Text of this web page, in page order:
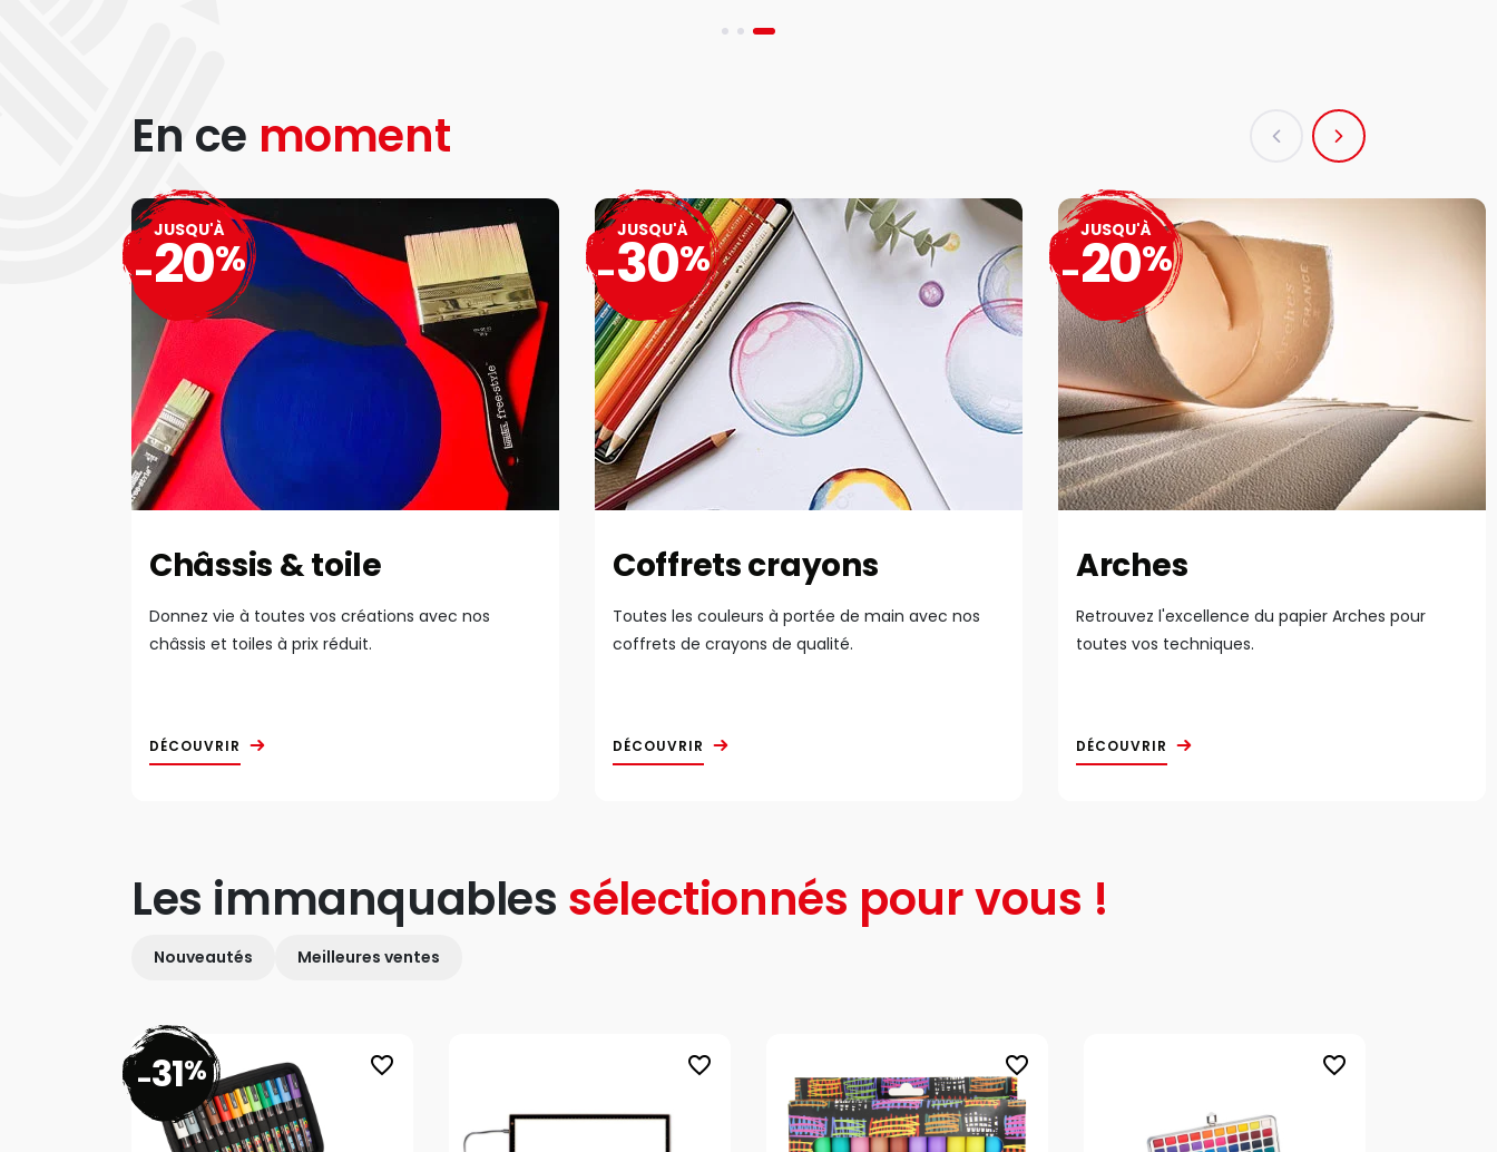
En ce moment
Châssis & toile
Donnez vie à toutes vos créations avec nos
châssis et toiles à prix réduit.
DÉCOUVRIR
JUSQU'À
-20%
Coffrets crayons
Toutes les couleurs à portée de main avec nos
coffrets de crayons de qualité.
DÉCOUVRIR
JUSQU'À
-30%
Arches
Retrouvez l'excellence du papier Arches pour
toutes vos techniques.
DÉCOUVRIR
JUSQU'À
-20%
Les immanquables sélectionnés pour vous !
Nouveautés Meilleures ventes
favorite_border
-31% favorite_border favorite_border favorite_border